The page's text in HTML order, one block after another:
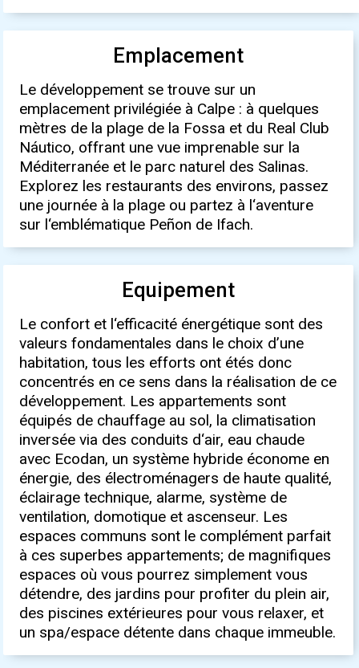
Emplacement
Le développement se trouve sur un
emplacement privilégiée à Calpe : à quelques
mètres de la plage de la Fossa et du Real Club
Náutico, offrant une vue imprenable sur la
Méditerranée et le parc naturel des Salinas.
Explorez les restaurants des environs, passez
une journée à la plage ou partez à l‘aventure
sur l‘emblématique Peñon de Ifach.
Equipement
Le confort et l‘efficacité énergétique sont des
valeurs fondamentales dans le choix d’une
habitation, tous les efforts ont étés donc
concentrés en ce sens dans la réalisation de ce
développement. Les appartements sont
équipés de chauffage au sol, la climatisation
inversée via des conduits d‘air, eau chaude
avec Ecodan, un système hybride économe en
énergie, des électroménagers de haute qualité,
éclairage technique, alarme, système de
ventilation, domotique et ascenseur. Les
espaces communs sont le complément parfait
à ces superbes appartements; de magnifiques
espaces où vous pourrez simplement vous
détendre, des jardins pour profiter du plein air,
des piscines extérieures pour vous relaxer, et
un spa/espace détente dans chaque immeuble.